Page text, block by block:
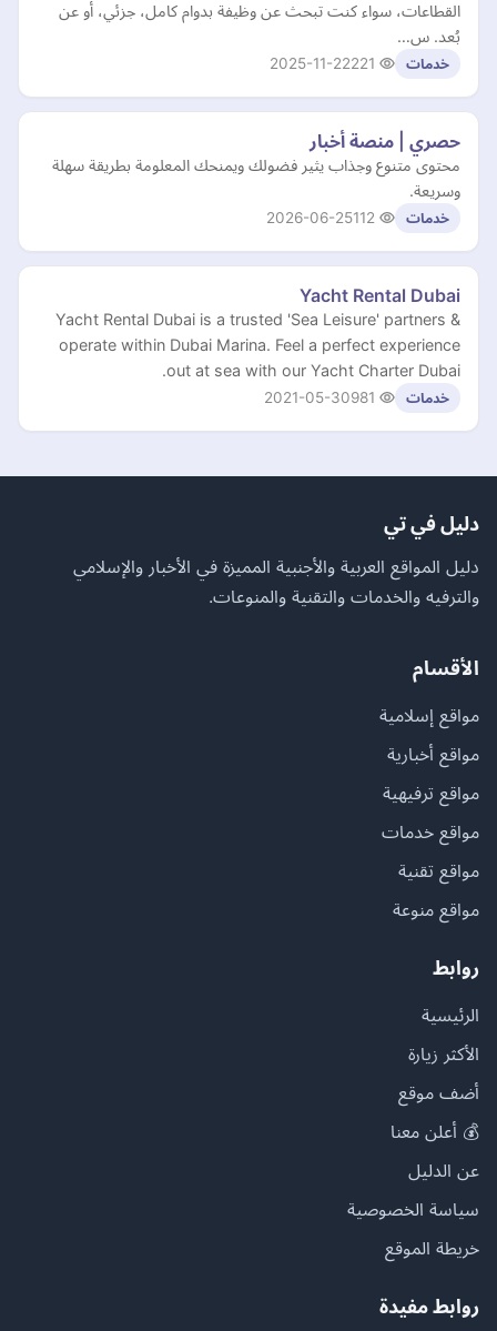
القطاعات، سواء كنت تبحث عن وظيفة بدوام كامل، جزئي، أو عن
بُعد. س…
خدمات 2025-11-22
حصري | منصة أخبار
محتوى متنوع وجذاب يثير فضولك ويمنحك المعلومة بطريقة سهلة
وسريعة.
خدمات 2026-06-25
Yacht Rental Dubai
Yacht Rental Dubai is a trusted 'Sea Leisure' partners &
operate within Dubai Marina. Feel a perfect experience
out at sea with our Yacht Charter Dubai.
خدمات 2021-05-30
دليل في تي
دليل المواقع العربية والأجنبية المميزة في الأخبار والإسلامي
والترفيه والخدمات والتقنية والمنوعات.
الأقسام
مواقع إسلامية
مواقع أخبارية
مواقع ترفيهية
مواقع خدمات
مواقع تقنية
مواقع منوعة
روابط
الرئيسية
الأكثر زيارة
أضف موقع
💰 أعلن معنا
عن الدليل
سياسة الخصوصية
خريطة الموقع
روابط مفيدة